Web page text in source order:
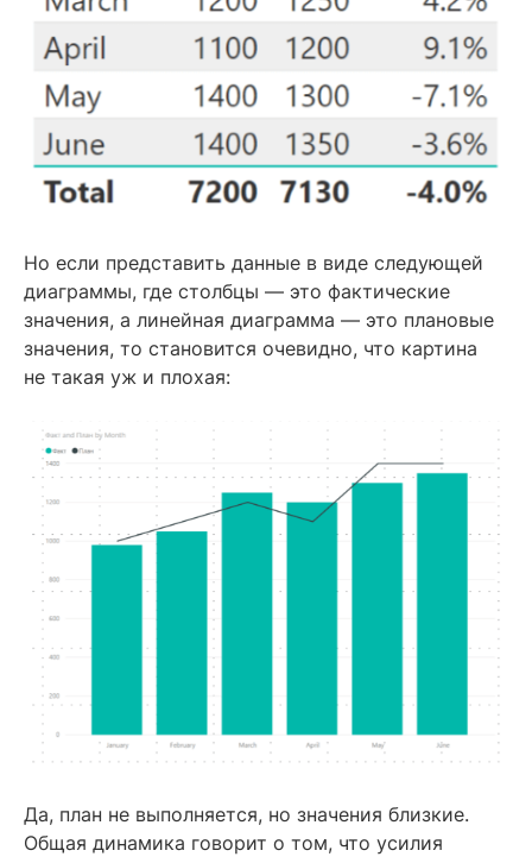
Но если представить данные в виде следующей
диаграммы, где столбцы — это фактические
значения, а линейная диаграмма — это плановые
значения, то становится очевидно, что картина
не такая уж и плохая:
Да, план не выполняется, но значения близкие.
Общая динамика говорит о том, что усилия